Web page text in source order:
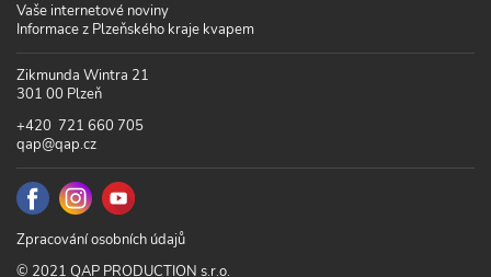
Vaše internetové noviny
Informace z Plzeňského kraje kvapem
Zikmunda Wintra 21
301 00 Plzeň
+420 721 660 705
qap@qap.cz
Zpracování osobních údajů
© 2021 QAP PRODUCTION s.r.o.